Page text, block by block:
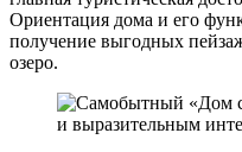
Ориентация дома и его
получение выгодных
озеро.